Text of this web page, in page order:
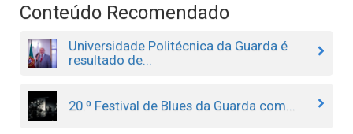
Conteúdo Recomendado
Universidade Politécnica da Guarda é
resultado de...
20.º Festival de Blues da Guarda com...